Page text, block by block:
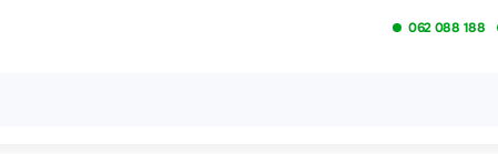
062 088 188